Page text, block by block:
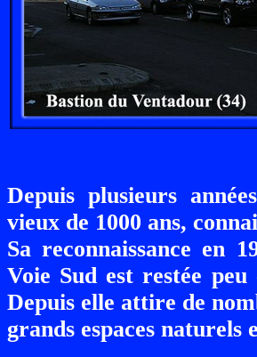
Depuis plusieurs
vieux de 1000 ans,
Sa reconnaissance en
Voie Sud est restée
Depuis elle attire de
grands espaces naturels